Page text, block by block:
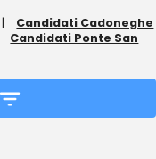
|
Candidati Cadoneghe
Candidati Ponte San